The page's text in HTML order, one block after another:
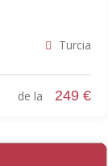
Turcia
de la 249 €